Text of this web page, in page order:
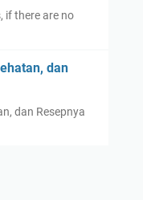
if there are no
dan
dan Resepnya